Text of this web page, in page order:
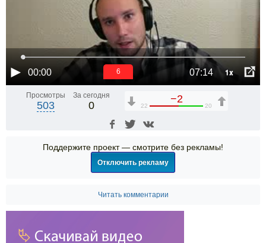
00:00 07:14 1x
6
Просмотры
503
За сегодня
0
−2
22 20
Поддержите проект — смотрите без рекламы!
Отключить рекламу
Читать комментарии